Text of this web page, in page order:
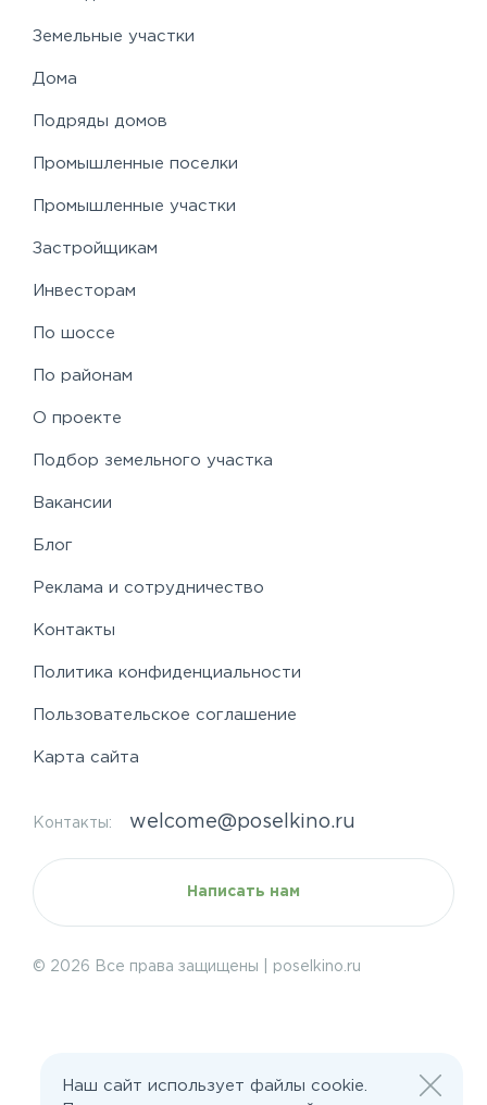
Земельные участки
Дома
Подряды домов
Промышленные поселки
Промышленные участки
Застройщикам
Инвесторам
По шоссе
По районам
О проекте
Подбор земельного участка
Вакансии
Блог
Реклама и сотрудничество
Контакты
Политика конфиденциальности
Пользовательское соглашение
Карта сайта
Контакты: welcome@poselkino.ru
Написать нам
© 2026 Все права защищены | poselkino.ru
142613, Московская область, Орехово-Зуево,
ул. Северная, д.14, кв.145
Наш сайт использует файлы cookie.